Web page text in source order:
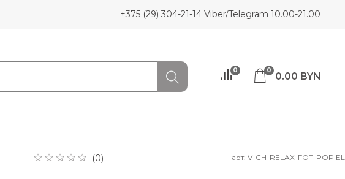
+375 (29) 304-21-14 Viber/Telegram 10.00-21.00
0 0 0.00 BYN
(0) арт. V-CH-RELAX-FOT-POPIEL